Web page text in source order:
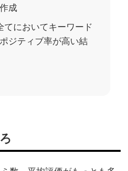
成
てにおいてキーワード
ジティブ率が高い結